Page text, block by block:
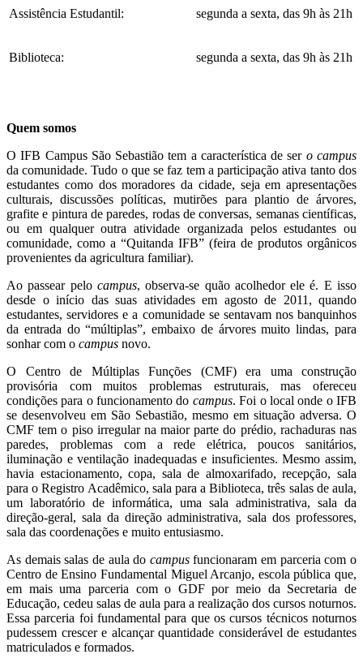
Assistência Estudantil: segunda a sexta, das 9h às 21h
Biblioteca: segunda a sexta, das 9h às 21h
Quem somos
O IFB Campus São Sebastião tem a característica de ser o campus
da comunidade. Tudo o que se faz tem a participação ativa tanto dos
estudantes como dos moradores da cidade, seja em apresentações
culturais, discussões políticas, mutirões para plantio de árvores,
grafite e pintura de paredes, rodas de conversas, semanas científicas,
ou em qualquer outra atividade organizada pelos estudantes ou
comunidade, como a “Quitanda IFB” (feira de produtos orgânicos
provenientes da agricultura familiar).
Ao passear pelo campus, observa-se quão acolhedor ele é. E isso
desde o início das suas atividades em agosto de 2011, quando
estudantes, servidores e a comunidade se sentavam nos banquinhos
da entrada do “múltiplas”, embaixo de árvores muito lindas, para
sonhar com o campus novo.
O Centro de Múltiplas Funções (CMF) era uma construção
provisória com muitos problemas estruturais, mas ofereceu
condições para o funcionamento do campus. Foi o local onde o IFB
se desenvolveu em São Sebastião, mesmo em situação adversa. O
CMF tem o piso irregular na maior parte do prédio, rachaduras nas
paredes, problemas com a rede elétrica, poucos sanitários,
iluminação e ventilação inadequadas e insuficientes. Mesmo assim,
havia estacionamento, copa, sala de almoxarifado, recepção, sala
para o Registro Acadêmico, sala para a Biblioteca, três salas de aula,
um laboratório de informática, uma sala administrativa, sala da
direção-geral, sala da direção administrativa, sala dos professores,
sala das coordenações e muito entusiasmo.
As demais salas de aula do campusfuncionaram em parceria com o
Centro de Ensino Fundamental Miguel Arcanjo, escola pública que,
em mais uma parceria com o GDF por meio da Secretaria de
Educação, cedeu salas de aula para a realização dos cursos noturnos.
Essa parceria foi fundamental para que os cursos técnicos noturnos
pudessem crescer e alcançar quantidade considerável de estudantes
matriculados e formados.